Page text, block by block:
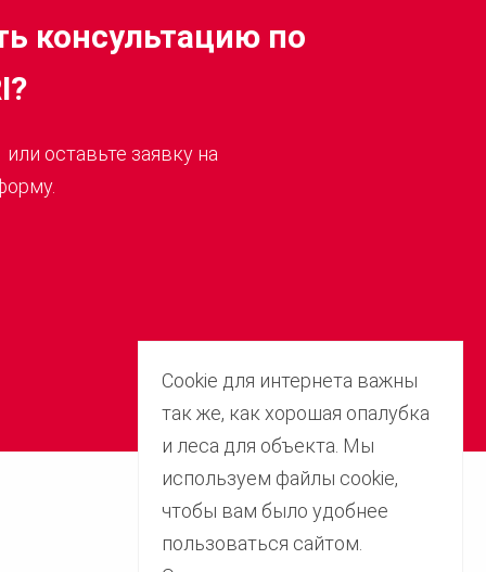
консультацию по
оставьте заявку на
Свяжитесь с нами
Cookie для интернета важны
так же, как хорошая опалубка
и леса для объекта. Мы
используем файлы cookie,
чтобы вам было удобнее
пользоваться сайтом.